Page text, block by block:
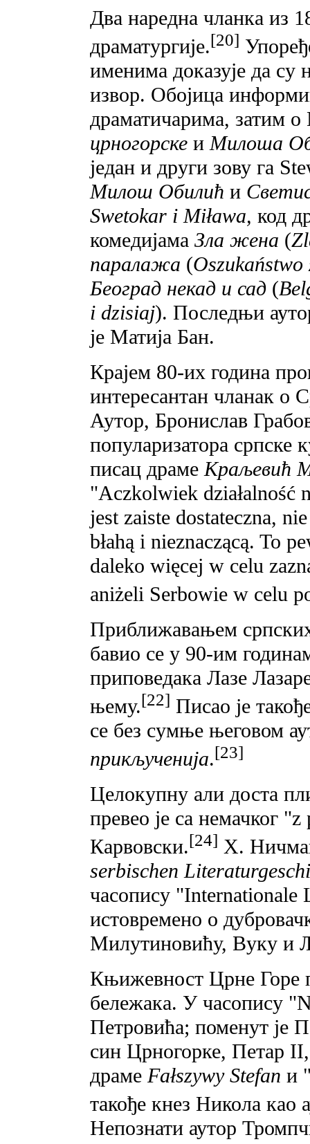
Два наредна чланка из
драматургије.[20]
именима доказује да су
извор. Обојица
драматичарима, затим
црногорске иМилоша
један и други зову га
Милош Обилић и
Swetokar i Miława, код
комедијама Зла жена (
паралажа (Oszukaństwo
Београд некад и сад (
i dzisiaj). Последњи
је Матија Бан.
Крајем 80-их година
интересантан чланак o
Аутор, Бронислав
популаризатора српске
писац драмеКраљевић
"Aczkolwiek działalność
jest zaiste dostateczna,
błahą i nieznaczącą. To
daleko więcej w celu
aniżeli Serbowie w celu
Приближавањем
бавио се у 90-им
приповедака Лазе
њему.[22] Писао је
се без сумње његовом
прикљученија.[23]
Целокупну али доста
превео je ca немачког
Карвовски.[24] X.
serbischen
часопису
истовремено o
Милутиновићу, Вуку и
Књижевност Црне Горе
бележака. У часопису
Петровића; поменут је
син Црногорке, Петар
драме Fałszywy Stefan и
такође кнез Никола као
Непознати аутор